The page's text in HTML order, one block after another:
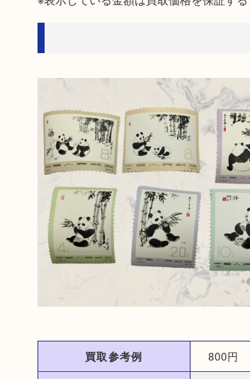
買取参考例 800円